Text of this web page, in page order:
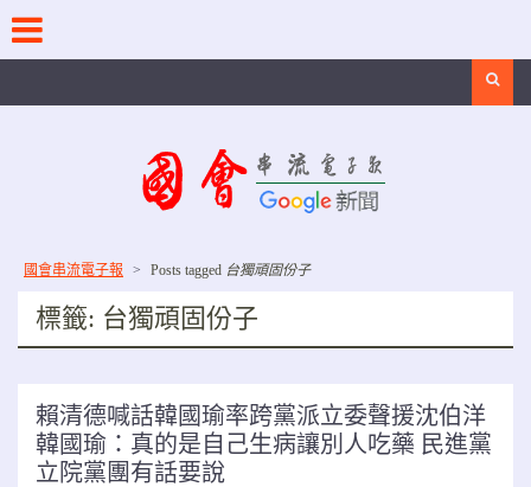
content
國會串流電子報 > Posts tagged 台獨頑固份子
標籤: 台獨頑固份子
賴清德喊話韓國瑜率跨黨派立委聲援沈伯洋
韓國瑜：真的是自己生病讓別人吃藥 民進黨
立院黨團有話要說